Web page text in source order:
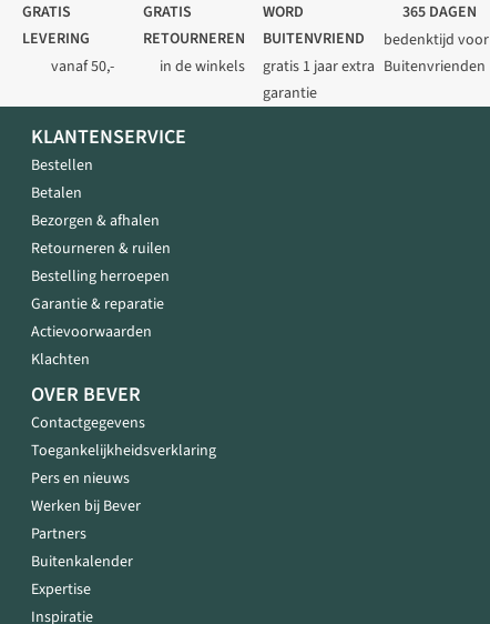
GRATIS
LEVERING
vanaf 50,-
GRATIS
RETOURNEREN
in de winkels
WORD
BUITENVRIEND
gratis 1 jaar extra
garantie
365 DAGEN
bedenktijd voor
Buitenvrienden
KLANTENSERVICE
Bestellen
Betalen
Bezorgen & afhalen
Retourneren & ruilen
Bestelling herroepen
Garantie & reparatie
Actievoorwaarden
Klachten
OVER BEVER
Contactgegevens
Toegankelijkheidsverklaring
Pers en nieuws
Werken bij Bever
Partners
Buitenkalender
Expertise
Inspiratie